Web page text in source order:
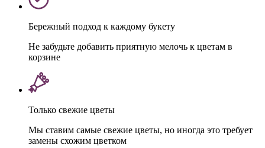
Бережный подход к каждому букету
Не забудьте добавить приятную мелочь к цветам в
корзине
Только свежие цветы
Мы ставим самые свежие цветы, но иногда это требует
замены схожим цветком